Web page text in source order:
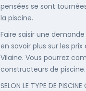
pensées se sont
la piscine.
Faire saisir une
en savoir plus sur les
Vilaine. Vous pourrez
constructeurs de piscine.
SELON LE TYPE DE